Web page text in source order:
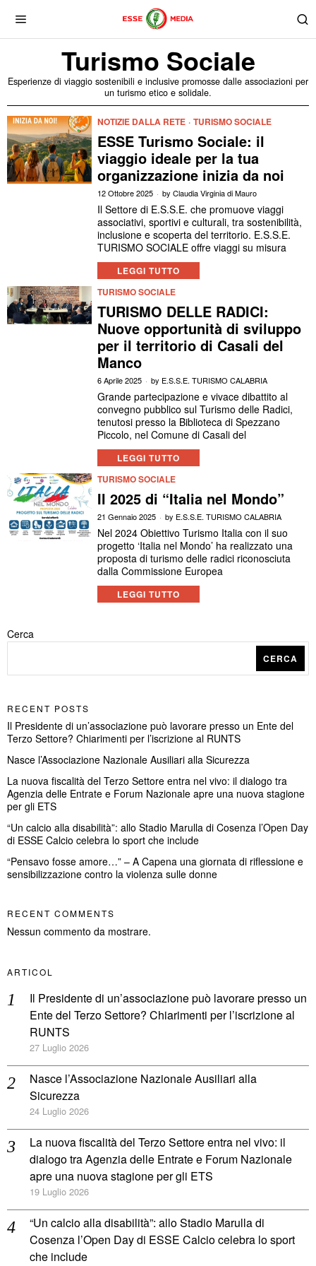
Turismo Sociale
Esperienze di viaggio sostenibili e inclusive promosse dalle associazioni per
un turismo etico e solidale.
NOTIZIE DALLA RETE · TURISMO SOCIALE
ESSE Turismo Sociale: il
viaggio ideale per la tua
organizzazione inizia da noi
12 Ottobre 2025 byClaudia Virginia di Mauro
Il Settore di E.S.S.E. che promuove viaggi
associativi, sportivi e culturali, tra sostenibilità,
inclusione e scoperta del territorio. E.S.S.E.
TURISMO SOCIALE offre viaggi su misura
LEGGI TUTTO
TURISMO SOCIALE
TURISMO DELLE RADICI:
Nuove opportunità di sviluppo
per il territorio di Casali del
Manco
6 Aprile 2025 by E.S.S.E. TURISMO CALABRIA
Grande partecipazione e vivace dibattito al
convegno pubblico sul Turismo delle Radici,
tenutosi presso la Biblioteca di Spezzano
Piccolo, nel Comune di Casali del
LEGGI TUTTO
TURISMO SOCIALE
Il 2025 di “Italia nel Mondo”
21 Gennaio 2025 by E.S.S.E. TURISMO CALABRIA
Nel 2024 Obiettivo Turismo Italia con il suo
progetto ‘Italia nel Mondo’ ha realizzato una
proposta di turismo delle radici riconosciuta
dalla Commissione Europea
LEGGI TUTTO
Cerca
CERCA
RECENT POSTS
Il Presidente di un’associazione può lavorare presso un Ente del
Terzo Settore? Chiarimenti per l’iscrizione al RUNTS
Nasce l’Associazione Nazionale Ausiliari alla Sicurezza
La nuova fiscalità del Terzo Settore entra nel vivo: il dialogo tra
Agenzia delle Entrate e Forum Nazionale apre una nuova stagione
per gli ETS
“Un calcio alla disabilità”: allo Stadio Marulla di Cosenza l’Open Day
di ESSE Calcio celebra lo sport che include
“Pensavo fosse amore…” – A Capena una giornata di riflessione e
sensibilizzazione contro la violenza sulle donne
RECENT COMMENTS
Nessun commento da mostrare.
ARTICOL
Il Presidente di un’associazione può lavorare presso un
Ente del Terzo Settore? Chiarimenti per l’iscrizione al
RUNTS
27 Luglio 2026
Nasce l’Associazione Nazionale Ausiliari alla
Sicurezza
24 Luglio 2026
La nuova fiscalità del Terzo Settore entra nel vivo: il
dialogo tra Agenzia delle Entrate e Forum Nazionale
apre una nuova stagione per gli ETS
19 Luglio 2026
“Un calcio alla disabilità”: allo Stadio Marulla di
Cosenza l’Open Day di ESSE Calcio celebra lo sport
che include